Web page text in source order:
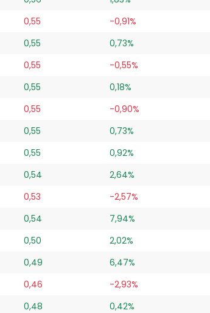
0,55 -0,91%
0,55 0,73%
0,55 -0,55%
0,55 0,18%
0,55 -0,90%
0,55 0,73%
0,55 0,92%
0,54 2,64%
0,53 -2,57%
0,54 7,94%
0,50 2,02%
0,49 6,47%
0,46 -2,93%
0,48 0,42%